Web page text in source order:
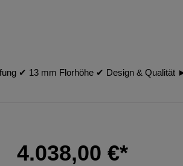
✔︎ 13 mm Florhöhe ✔︎ Design & Qualität
4.038,00 €*